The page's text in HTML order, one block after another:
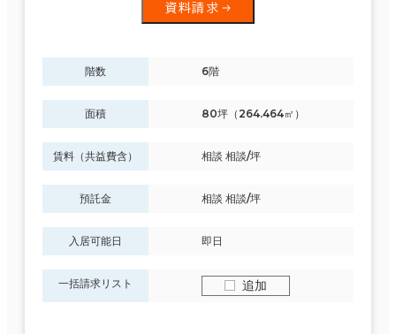
資料請求
階数 6階
面積 80坪（264.464㎡）
賃料（共益費含） 相談 相談/坪
預託金 相談 相談/坪
入居可能日 即日
一括請求リスト 追加